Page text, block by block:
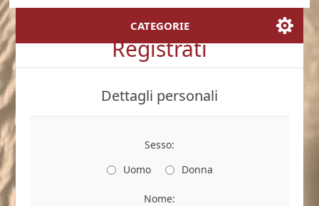
CATEGORIE
Registrati
Dettagli personali
Sesso:
Uomo
Donna
Nome: